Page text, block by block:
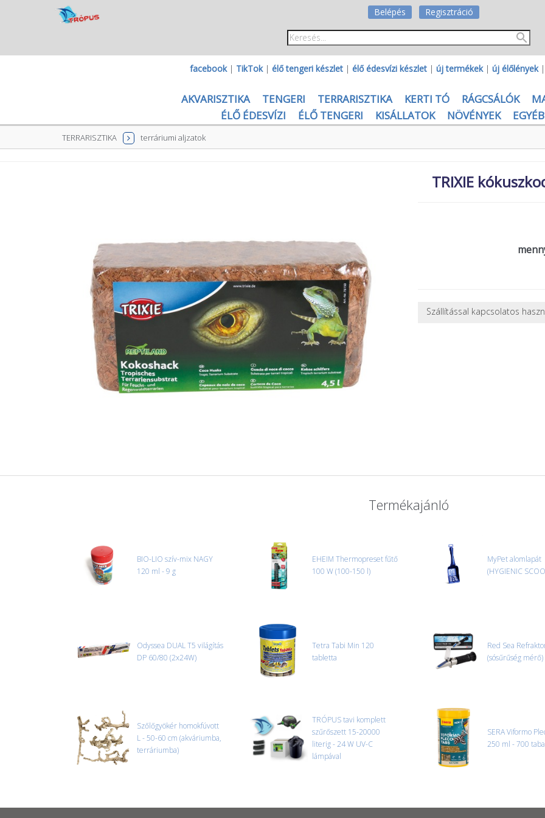
Belépés Regisztráció
facebook| TikTok| élő tengeri készlet | élő édesvízi készlet | új termékek| új élőlények|
AKVARISZTIKA TENGERI TERRARISZTIKA KERTI TÓ RÁGCSÁLÓK
ÉLŐ ÉDESVÍZI
ÉLŐ TENGERI KISÁLLATOK NÖVÉNYEK EGYÉB
TERRARISZTIKA terráriumi aljzatok
TRIXIE
Szállítással kapcsolatos
Termékajánló
BIO-LIO szív-mix NAGY
120 ml - 9 g
EHEIM Thermopreset fűtő
100 W (100-150 l)
MyPet alomlapát
(HYGIENIC
Odyssea DUAL T5 világítás
DP 60/80 (2x24W)
Tetra Tabi Min 120
tabletta
Red Sea
(sósűrűség mérő)
Szőlőgyökér homokfúvott
L - 50-60 cm (akváriumba,
terráriumba)
TRÓPUS tavi komplett
szűrőszett 15-20000
literig - 24 W UV-C
lámpával
SERA Viformo
250 ml - 700